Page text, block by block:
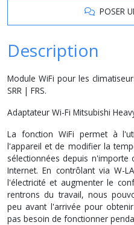
POSER
Description
Module WiFi pour les
SRR | FRS.
Adaptateur Wi-Fi Mitsubishi
La fonction WiFi permet à
l'appareil et de modifier la
sélectionnées depuis
Internet. En contrôlant via W-
l'électricité et augmenter le
rentrons du travail, nous
peu avant l'arrivée pour
pas besoin de fonctionner